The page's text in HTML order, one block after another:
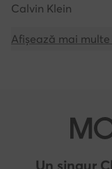
Calvin Klein
Afișează mai
Un singur